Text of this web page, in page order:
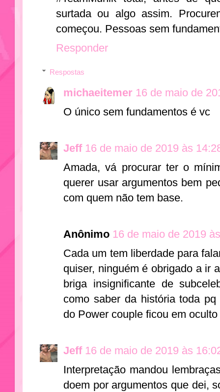
surtada ou algo assim.
começou. Pessoas sem
Responder
Respostas
michaeitemer 16 de maio de
O único sem fundamentos é vc
Jeff 16 de maio de 2019 às
Amada, vá procurar ter o
querer usar argumentos bem
com quem não tem base.
Anônimo 16 de maio de 2019
Cada um tem liberdade para
quiser, ninguém é obrigado a ir
briga insignificante de
como saber da história toda
do Power couple ficou em oculto
Jeff 16 de maio de 2019 às
Interpretação mandou
doem por argumentos que dei,